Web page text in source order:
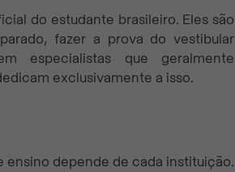
do estudante brasileiro. Eles são
fazer a prova do vestibular
especialistas que geralmente
exclusivamente a isso.
ensino depende de cada instituição.